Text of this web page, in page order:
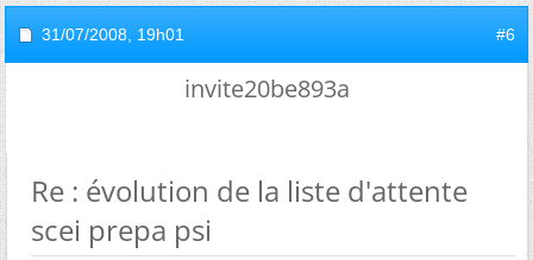
31/07/2008, 19h01 #6
invite20be893a
Re : évolution de la liste d'attente
scei prepa psi